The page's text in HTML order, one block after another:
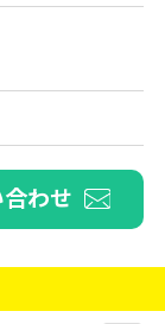
わせ